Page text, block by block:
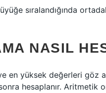
sıralandığında
NASIL
en yüksek değerleri göz
hesaplanır.